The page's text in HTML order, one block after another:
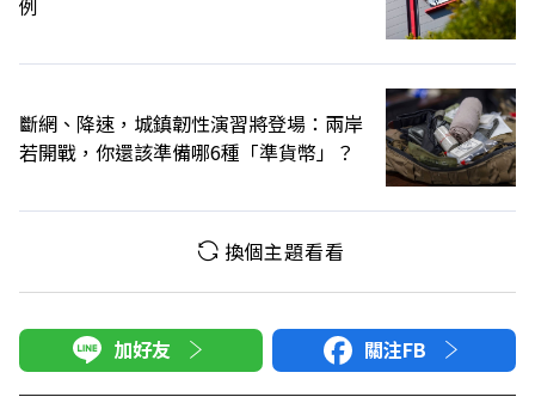
斷網、降速，城鎮韌性演習將登場：兩岸
若開戰，你還該準備哪6種「準貨幣」？
換個主題看看
加好友 關注FB